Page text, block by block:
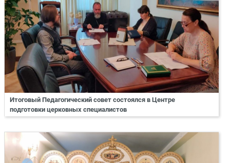
Итоговый Педагогический совет состоялся в Центре
подготовки церковных специалистов